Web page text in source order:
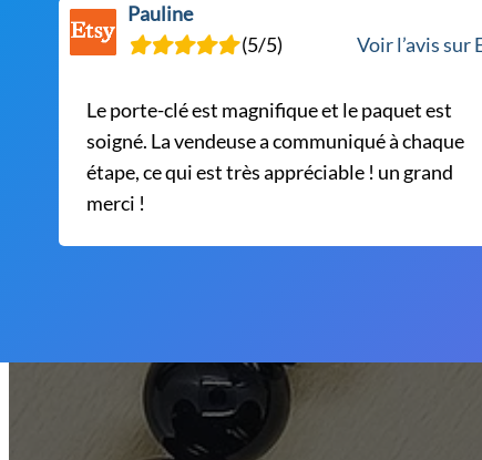
produit
Pauline
(5/5)
Voir l’avis sur
Le porte-clé est magnifique et le paquet est
soigné. La vendeuse a communiqué à chaque
étape, ce qui est très appréciable ! un grand
merci !